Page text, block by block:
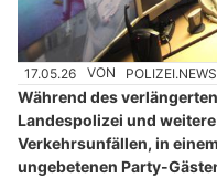
17.05.26 VON
Während des
Landespolizei und
Verkehrsunfällen, in
ungebetenen Party-